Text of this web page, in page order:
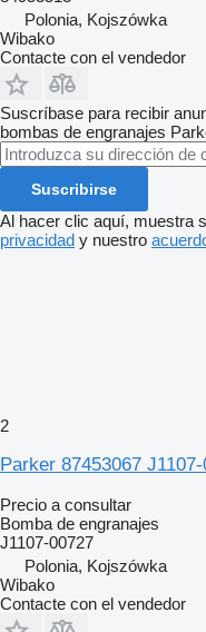
Polonia, Kojszówka
Wibako
Contacte con el vendedor
Suscríbase para recibir
bombas de engranajes
Suscribirse
Al hacer clic aquí, muestra
privacidad y nuestro
2
Parker 87453067
Precio a consultar
Bomba de engranajes
J1107-00727
Polonia, Kojszówka
Wibako
Contacte con el vendedor